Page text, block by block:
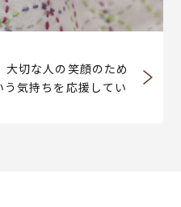
大切な人の笑顔のため
気持ちを応援してい